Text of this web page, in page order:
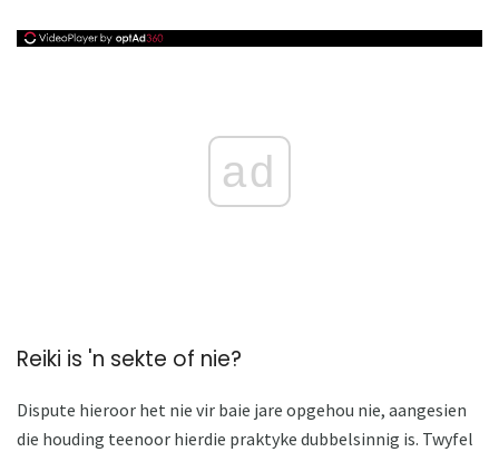
ad
Reiki is 'n sekte of nie?
Dispute hieroor het nie vir baie jare opgehou nie, aangesien
die houding teenoor hierdie praktyke dubbelsinnig is. Twyfel